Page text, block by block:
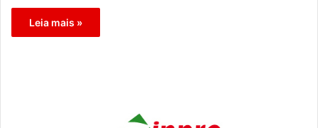
Leia mais »